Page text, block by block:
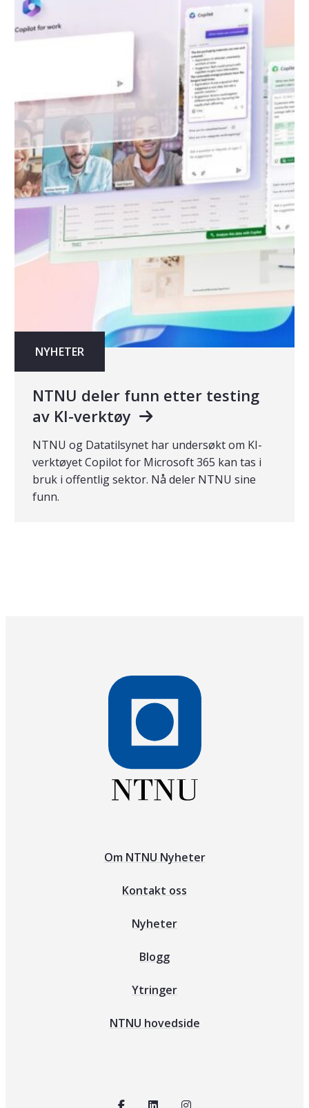
NYHETER
NTNU deler funn etter testing
av KI-verktøy
NTNU og Datatilsynet har undersøkt om KI-
verktøyet Copilot for Microsoft 365 kan tas i
bruk i offentlig sektor. Nå deler NTNU sine
funn.
Om NTNU Nyheter
Kontakt oss
Nyheter
Blogg
Ytringer
NTNU hovedside